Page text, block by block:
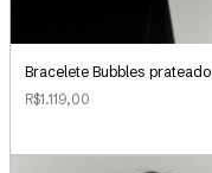
Bracelete Bubbles prateado
R$1.119,00